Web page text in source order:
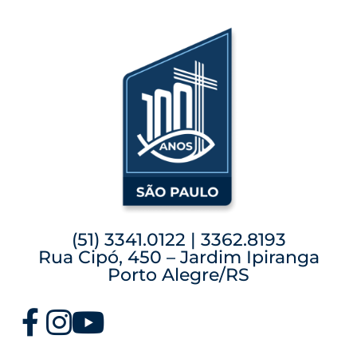
(51) 3341.0122 | 3362.8193
Rua Cipó, 450 – Jardim Ipiranga
Porto Alegre/RS